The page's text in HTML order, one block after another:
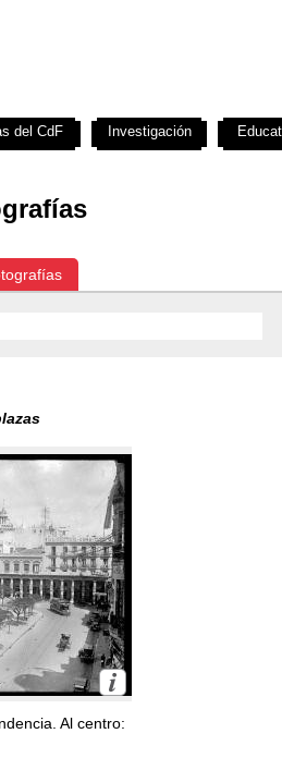
Al centro:
del CdF Investigación